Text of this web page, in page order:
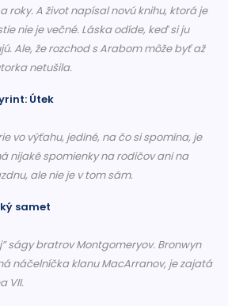
roky. A život napísal novú knihu, ktorá je
nie je večné. Láska odíde, keď si ju
Ale, že rozchod s Arabom môže byť až
netušila.
Útek
vo výťahu, jediné, na čo si spomína, je
nijaké spomienky na rodičov ani na
ale nie je v tom sám.
samet
ságy bratrov Montgomeryov. Bronwyn
náčelníčka klanu MacArranov, je zajatá
VII.